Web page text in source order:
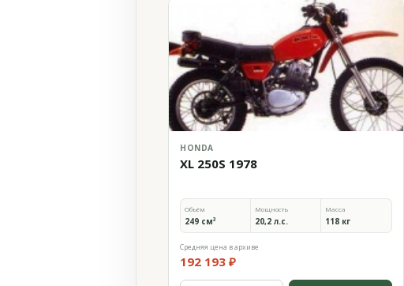
HONDA
XL 250S 1978
Объём
249 см³
Мощность
20,2 л.с.
Масса
118 кг
Средняя цена в архиве
192 193 ₽